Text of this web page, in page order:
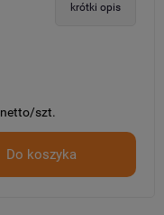
krótki opis
netto/szt.
Do koszyka